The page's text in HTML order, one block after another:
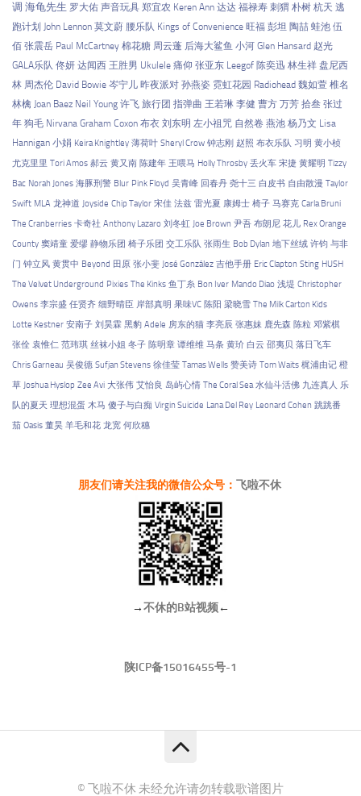
调 海龟先生 罗大佑 声音玩具 郑宜农 Keren Ann 达达 福禄寿 刺猬 朴树 杭天 逃
跑计划 John Lennon 莫文蔚 腰乐队 Kings of Convenience 旺福 彭坦 陶喆 蛙池 伍
佰 张震岳 Paul McCartney 棉花糖 周云蓬 后海大鲨鱼 小河 Glen Hansard 赵光
GALA乐队 佟妍 达闻西 王胜男 Ukulele 痛仰 张亚东 Leegof 陈奕迅 林生祥 盘尼西
林 周杰伦 David Bowie 岑宁儿 昨夜派对 孙燕姿 霓虹花园 Radiohead 魏如萱 椎名
林檎 Joan Baez Neil Young 许飞 旅行团 指弹曲 王若琳 李健 曹方 万芳 拾叁 张过
年 狗毛 Nirvana Graham Coxon 布衣 刘东明 左小祖咒 自然卷 燕池 杨乃文 Lisa
Hannigan 小娟 Keira Knightley 薄荷叶 Sheryl Crow 钟志刚 赵照 布衣乐队 习明 黄小桢
尤克里里 Tori Amos 郝云 黄又南 陈建年 王喂马 Holly Throsby 丢火车 宋捷 黄耀明 Tizzy
Bac Norah Jones 海豚刑警 Blur Pink Floyd 吴青峰 回春丹 尧十三 白皮书 自由散漫 Taylor
Swift MLA 龙神道 Joyside Chip Taylor 宋佳 法兹 雷光夏 康姆士 椅子 马赛克 Carla Bruni
The Cranberries 卡奇社 Anthony Lazaro 刘冬虹 Joe Brown 尹吾 布朗尼 花儿 Rex Orange
County 窦靖童 爱缪 静物乐团 椅子乐团 交工乐队 张雨生 Bob Dylan 地下丝绒 许钧 与非
门 钟立风 黄贯中 Beyond 田原 张小斐 José González 吉他手册 Eric Clapton Sting HUSH
The Velvet Underground Pixies The Kinks 鱼丁糸 Bon Iver Mando Diao 浅堤 Christopher
Owens 李宗盛 任贤齐 细野晴臣 岸部真明 果味VC 陈阳 梁晓雪 The Milk Carton Kids
Lotte Kestner 安南子 刘昊霖 黑豹 Adele 房东的猫 李亮辰 张惠妹 鹿先森 陈粒 邓紫棋
张佺 袁惟仁 范玮琪 丝袜小姐 冬子 陈明章 谭维维 马条 黄玠 白云 邵夷贝 落日飞车
Chris Garneau 吴俊德 Sufjan Stevens 徐佳莹 Tamas Wells 赞美诗 Tom Waits 梶浦由记 橙
草 Joshua Hyslop Zee Avi 大张伟 艾怡良 岛屿心情 The Coral Sea 水仙斗活佛 九连真人 乐
队的夏天 理想混蛋 木马 傻子与白痴 Virgin Suicide Lana Del Rey Leonard Cohen 跳跳番
茄 Oasis 董昊 羊毛和花 龙宽 何欣穗
朋友们请关注我的微信公众号： 飞啦不休
→不休的B站视频←
陕ICP备15016455号-1
© 飞啦不休 未经允许请勿转载歌谱图片